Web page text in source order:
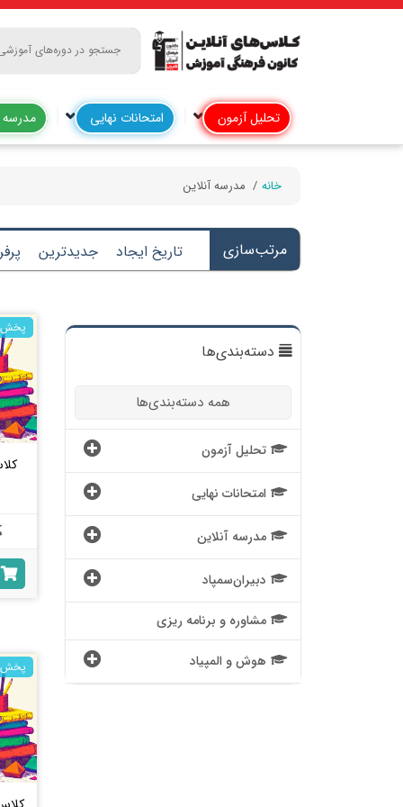
تحلیل آزمون امتحانات نهایی مدرسه
خانه مدرسه آنلاین
مرتب‌سازی تاریخ ایجاد جدیدترین
دسته‌بندی‌ها
همه دسته‌بندی‌ها
تحلیل آزمون
امتحانات نهایی
مدرسه آنلاین
دبیران‌سمپاد
مشاوره و برنامه ریزی
هوش و المپیاد
پخش
پخش